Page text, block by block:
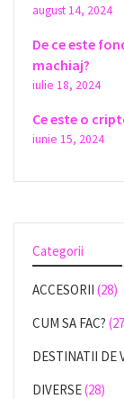
august 14, 2024
De ce este
machiaj?
iulie 18, 2024
Ce este o
iunie 15, 2024
Categorii
ACCESORII (28)
CUM SA FAC?
DESTINATII DE
DIVERSE(28)